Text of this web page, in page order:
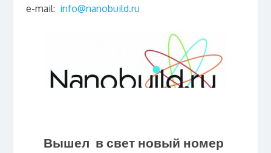
e-mail: info@nanobuild.ru
Вышел в свет новый номер